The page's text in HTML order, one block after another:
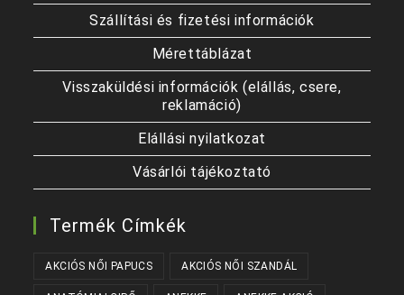
Szállítási és fizetési információk
Mérettáblázat
Visszaküldési információk (elállás, csere,
reklamáció)
Elállási nyilatkozat
Vásárlói tájékoztató
Termék Címkék
AKCIÓS NŐI PAPUCS AKCIÓS NŐI SZANDÁL